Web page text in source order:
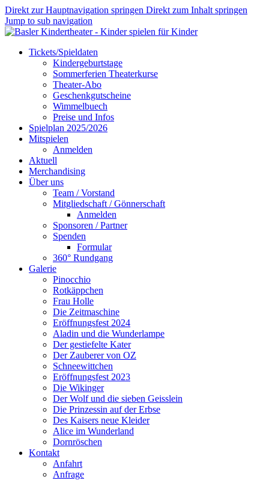
Direkt zur Hauptnavigation springen Direkt zum Inhalt springen
Jump to sub navigation
Tickets/Spieldaten
Kindergeburtstage
Sommerferien Theaterkurse
Theater-Abo
Geschenkgutscheine
Wimmelbuech
Preise und Infos
Spielplan 2025/2026
Mitspielen
Anmelden
Aktuell
Merchandising
Über uns
Team / Vorstand
Mitgliedschaft / Gönnerschaft
Anmelden
Sponsoren / Partner
Spenden
Formular
360° Rundgang
Galerie
Pinocchio
Rotkäppchen
Frau Holle
Die Zeitmaschine
Eröffnungsfest 2024
Aladin und die Wunderlampe
Der gestiefelte Kater
Der Zauberer von OZ
Schneewittchen
Eröffnungsfest 2023
Die Wikinger
Der Wolf und die sieben Geisslein
Die Prinzessin auf der Erbse
Des Kaisers neue Kleider
Alice im Wunderland
Dornröschen
Kontakt
Anfahrt
Anfrage